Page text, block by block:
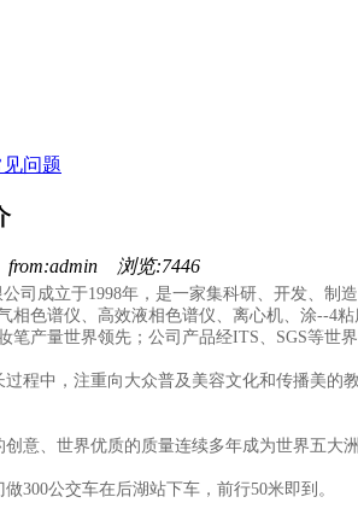
问题
from:admin 浏览:7446
司成立于1998年，是一家集科研、开发、制
相色谱仪、高效液相色谱仪、离心机、涂--4
笔产量世界领先；公司产品经ITS、SGS等
程中，注重向大众普及美容文化和传播美的
意、世界优质的质量连续多年成为世界五大
300公交车在后湖站下车，前行50米即到。